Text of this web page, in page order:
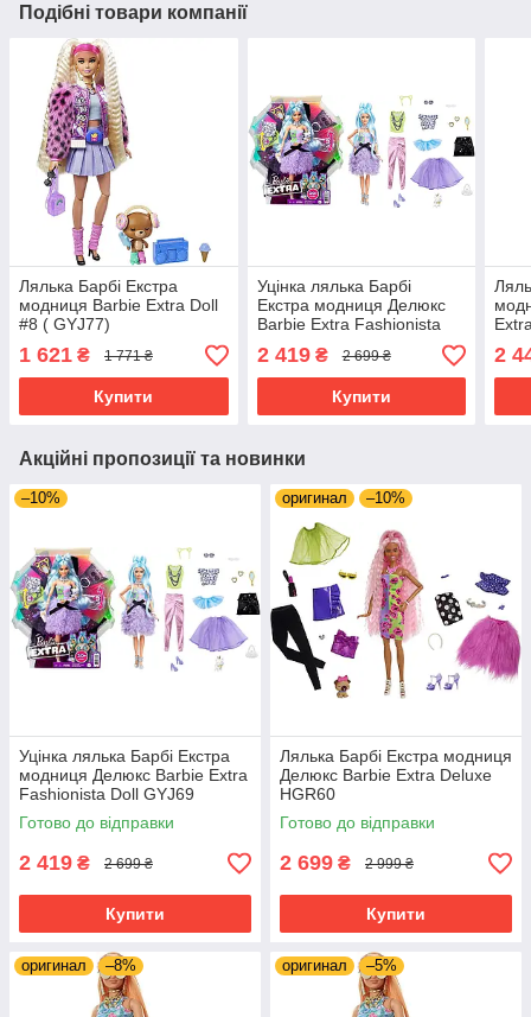
Подібні товари компанії
Лялька Барбі Екстра
модниця Barbie Extra Doll
#8 ( GYJ77)
1 621 ₴ 1 771 ₴
Купити
Уцінка лялька Барбі
Екстра модниця Делюкс
Barbie Extra Fashionista
Doll GYJ69
2 419₴ 2 699 ₴
Купити
2
Акційні пропозиції та новинки
–10%
Уцінка лялька Барбі Екстра
модниця Делюкс Barbie Extra
Fashionista Doll GYJ69
Готово до відправки
2 419 ₴ 2 699 ₴
Купити
оригинал –10%
Лялька Барбі Екстра модниця
Делюкс Barbie Extra Deluxe
HGR60
Готово до відправки
2 699 ₴ 2 999 ₴
Купити
оригинал –8% оригинал –5%